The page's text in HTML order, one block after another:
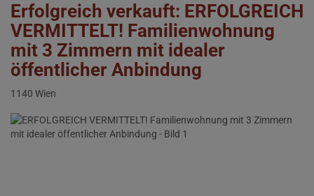
Erfolgreich verkauft: ERFOLGREICH
VERMITTELT! Familienwohnung
mit 3 Zimmern mit idealer
öffentlicher Anbindung
1140 Wien